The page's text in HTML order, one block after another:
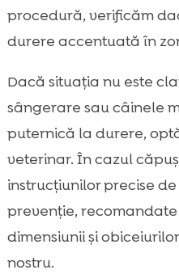
procedură, verificăm
durere accentuată în
Dacă situația nu este
sângerare sau câinele
puternică la durere,
veterinar. În cazul
instrucțiunilor precise
prevenție,
dimensiunii și
nostru.